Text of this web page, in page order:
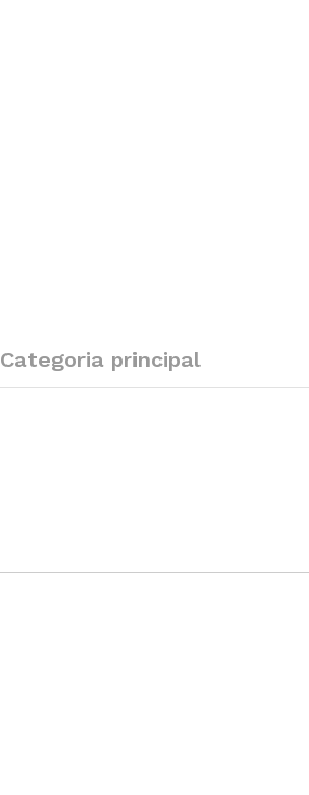
Categoria principal